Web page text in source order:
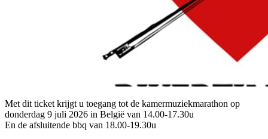
Met dit ticket krijgt u toegang tot de kamermuziekmarathon op
donderdag 9 juli 2026 in België van 14.00-17.30u
En de afsluitende bbq van 18.00-19.30u